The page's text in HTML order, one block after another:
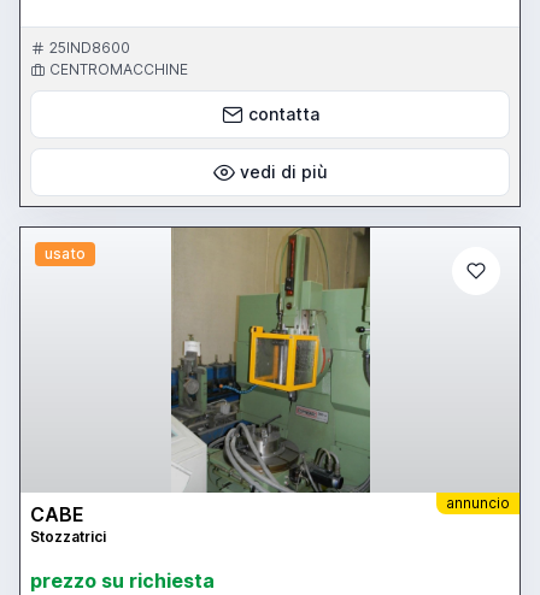
25IND8600
CENTROMACCHINE
contatta
vedi di più
usato
annuncio
CABE
Stozzatrici
prezzo su richiesta